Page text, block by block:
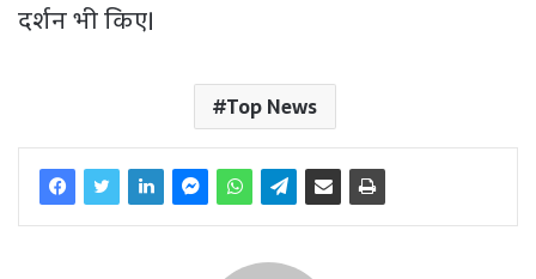
दर्शन भी किए।
Top News